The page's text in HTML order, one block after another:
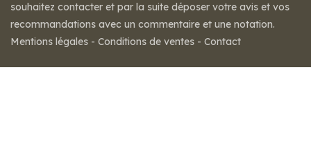
souhaitez contacter et par la suite déposer votre avis et vos
recommandations avec un commentaire et une notation.
Mentions légales - Conditions de ventes - Contact